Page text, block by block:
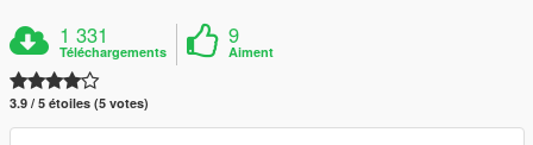
1 331
Téléchargements
9
Aiment
3.9 / 5 étoiles (5 votes)